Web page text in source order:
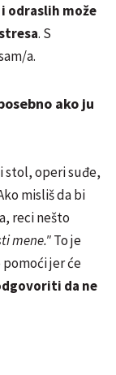
odraslih može
. S
a.
ako ju
stol, operi suđe,
misliš da bi
reci nešto
mene."To je
jer će
da ne